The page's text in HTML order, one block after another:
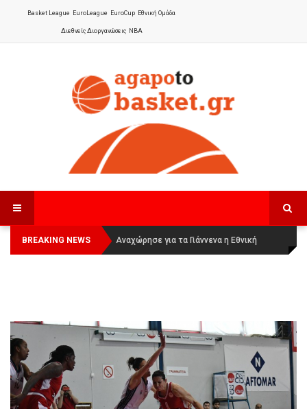
Basket League EuroLeague EuroCup Εθνική Ομάδα
Διεθνείς Διοργανώσεις NBA
BREAKING NEWS
Οι Πάνθηρες Καβάλας στην Women
Basketball League 1
Αναχώρησε για τα Γιάννενα η Εθνική
Γυναικών: